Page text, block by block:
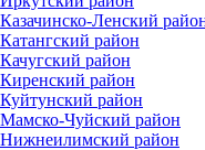
Казачинско-Ленский
Катангский район
Качугский район
Киренский район
Куйтунский район
Мамско-Чуйский район
Нижнеилимский район